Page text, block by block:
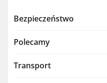
Bezpieczeństwo
Polecamy
Transport